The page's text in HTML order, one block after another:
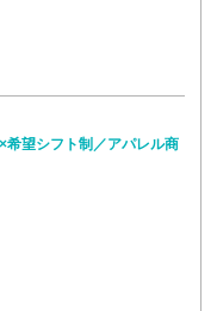
希望シフト制／アパレル商